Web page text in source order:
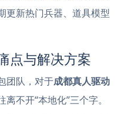
更新热门兵器、道具模型
点与解决方案
团队，对于成都真人驱动
离不开“本地化”三个字。